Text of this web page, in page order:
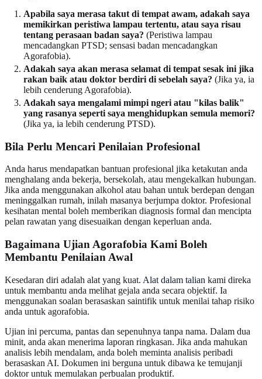
Apabila saya merasa takut di tempat awam, adakah saya
memikirkan peristiwa lampau tertentu, atau saya risau
tentang perasaan badan saya? (Peristiwa lampau
mencadangkan PTSD; sensasi badan mencadangkan
Agorafobia).
Adakah saya akan merasa selamat di tempat sesak ini jika
rakan baik atau doktor berdiri di sebelah saya? (Jika ya, ia
lebih cenderung Agorafobia).
Adakah saya mengalami mimpi ngeri atau "kilas balik"
yang rasanya seperti saya menghidupkan semula memori?
(Jika ya, ia lebih cenderung PTSD).
Bila Perlu Mencari Penilaian Profesional
Anda harus mendapatkan bantuan profesional jika ketakutan anda
menghalang anda bekerja, bersekolah, atau mengekalkan hubungan.
Jika anda menggunakan alkohol atau bahan untuk berdepan dengan
meninggalkan rumah, inilah masanya berjumpa doktor. Profesional
kesihatan mental boleh memberikan diagnosis formal dan mencipta
pelan rawatan yang disesuaikan dengan keperluan anda.
Bagaimana Ujian Agorafobia Kami Boleh
Membantu Penilaian Awal
Kesedaran diri adalah alat yang kuat. Alat dalam talian kami direka
untuk membantu anda melihat gejala anda secara objektif. Ia
menggunakan soalan berasaskan saintifik untuk menilai tahap risiko
anda untuk agorafobia.
Ujian ini percuma, pantas dan sepenuhnya tanpa nama. Dalam dua
minit, anda akan menerima laporan ringkasan. Jika anda mahukan
analisis lebih mendalam, anda boleh meminta analisis peribadi
berasaskan AI. Dokumen ini berguna untuk dibawa ke temujanji
doktor untuk memulakan perbualan produktif.